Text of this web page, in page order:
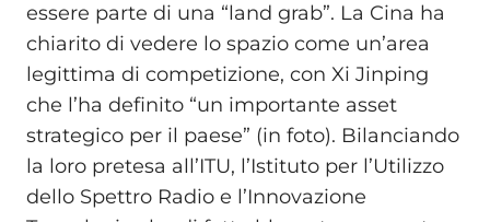
essere parte di una “land grab”. La Cina ha
chiarito di vedere lo spazio come un’area
legittima di competizione, con Xi Jinping
che l’ha definito “un importante asset
strategico per il paese” (in foto). Bilanciando
la loro pretesa all’ITU, l’Istituto per l’Utilizzo
dello Spettro Radio e l’Innovazione